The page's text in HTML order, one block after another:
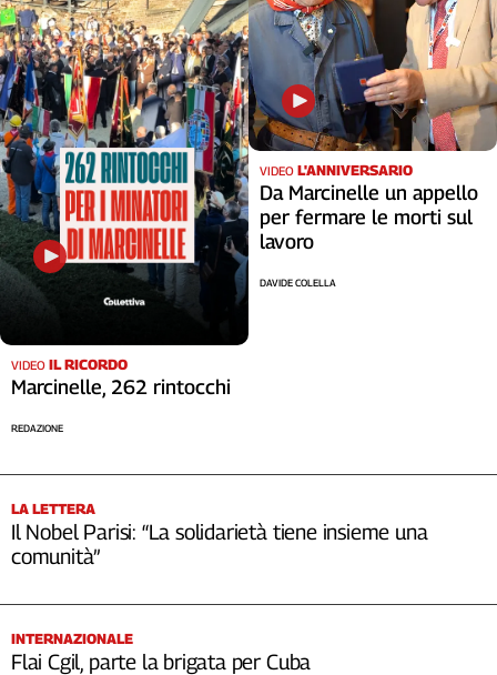
VIDEO IL RICORDO
Marcinelle, 262 rintocchi
REDAZIONE
VIDEO L'ANNIVERSARIO
Da Marcinelle un appello
per fermare le morti sul
lavoro
DAVIDE COLELLA
LA LETTERA
Il Nobel Parisi: “La solidarietà tiene insieme una
comunità”
INTERNAZIONALE
Flai Cgil, parte la brigata per Cuba